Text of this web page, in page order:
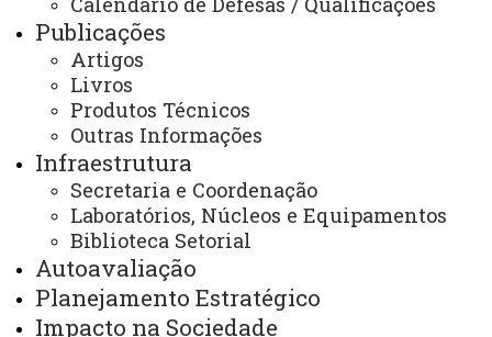
Publicações
Artigos
Livros
Produtos Técnicos
Outras Informações
Infraestrutura
Secretaria e Coordenação
Laboratórios, Núcleos e Equipamentos
Biblioteca Setorial
Autoavaliação
Planejamento Estratégico
Impacto na Sociedade
PERMANENTE - Agricultura Digital e
Geotecnologias para o monitoramento agrícola e
ambiental
Doutorado - UNICAMP – 2007
E-mail:erivelto.mercante@unioeste.br
para acessar CV:
http://lattes.cnpq.br/4061800207647478
Fone: +55 45-3220-7366